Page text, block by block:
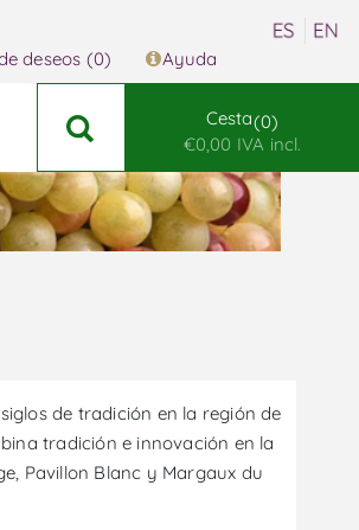
deseos (0) Ayuda
Cesta 0
€0,00 IVA incl.
de tradición en la región de
tradición e innovación en la
Pavillon Blanc y Margaux du